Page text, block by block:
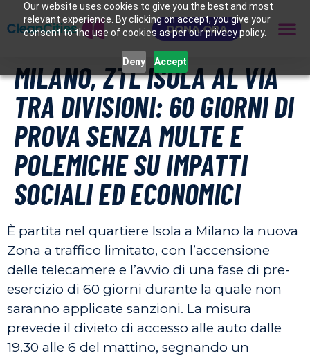
Our website uses cookies to give you the best and most
relevant experience. By clicking on accept, you give your
consent to the use of cookies as per our privacy policy.
Deny Accept
DONA ORA
MILANO, ZTL ISOLA AL VIA
TRA DIVISIONI: 60 GIORNI DI
PROVA SENZA MULTE E
POLEMICHE SU IMPATTI
SOCIALI ED ECONOMICI
È partita nel quartiere Isola a Milano la nuova
Zona a traffico limitato, con l’accensione
delle telecamere e l’avvio di una fase di pre-
esercizio di 60 giorni durante la quale non
saranno applicate sanzioni. La misura
prevede il divieto di accesso alle auto dalle
19.30 alle 6 del mattino, segnando un